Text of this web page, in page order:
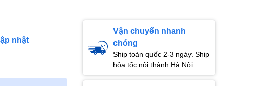
nhật
Vận chuyển nhanh
chóng
Ship toàn quốc 2-3 ngày. Ship
hỏa tốc nội thành Hà Nội